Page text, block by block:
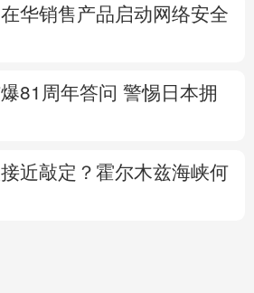
华销售产品启动网络安全
81周年答问 警惕日本拥
近敲定？霍尔木兹海峡何